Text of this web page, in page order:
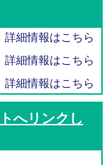
詳細情報はこちら
詳細情報はこちら
詳細情報はこちら
へリンクし